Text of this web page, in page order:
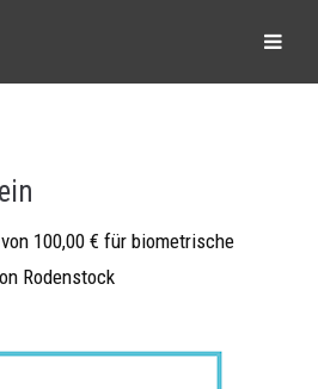
100,00 € für biometrische
Rodenstock